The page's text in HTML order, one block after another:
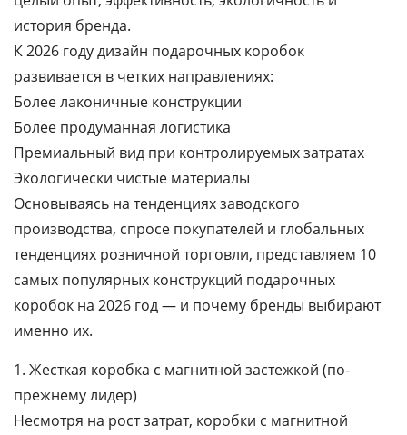
история бренда.
К 2026 году дизайн подарочных коробок
развивается в четких направлениях:
Более лаконичные конструкции
Более продуманная логистика
Премиальный вид при контролируемых затратах
Экологически чистые материалы
Основываясь на тенденциях заводского
производства, спросе покупателей и глобальных
тенденциях розничной торговли, представляем 10
самых популярных конструкций подарочных
коробок на 2026 год — и почему бренды выбирают
именно их.
1. Жесткая коробка с магнитной застежкой (по-
прежнему лидер)
Несмотря на рост затрат, коробки с магнитной